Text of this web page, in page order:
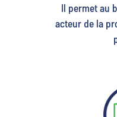
Il permet au
acteur de la